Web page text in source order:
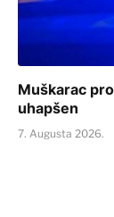
Muškarac
uhapšen
7. Augusta 2026.